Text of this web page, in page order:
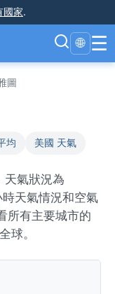
國家.
🌐 ☰
圖
均 美國 天氣
天氣狀況為
天氣情況和空氣
所有主要城市的
全球。